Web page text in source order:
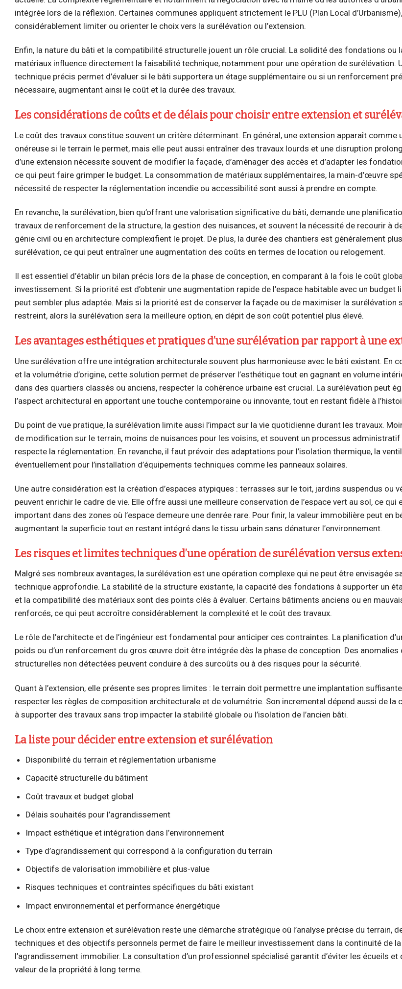
intégrée lors de la réflexion. Certaines communes appliquent strictement le PLU (Plan Local
considérablement limiter ou orienter le choix vers la surélévation ou l’extension.
Enfin, la nature du bâti et la compatibilité structurelle jouent un rôle crucial. La solidité des fondations ou
matériaux influence directement la faisabilité technique, notamment pour une opération de surélévation.
technique précis permet d’évaluer si le bâti supportera un étage supplémentaire ou si un renforcement
nécessaire, augmentant ainsi le coût et la durée des travaux.
Les considérations de coûts et de délais pour choisir entre extension et
Le coût des travaux constitue souvent un critère déterminant. En général, une extension apparaît comme
onéreuse si le terrain le permet, mais elle peut aussi entraîner des travaux lourds et une disruption
d’une extension nécessite souvent de modifier la façade, d’aménager des accès et d’adapter les
ce qui peut faire grimper le budget. La consommation de matériaux supplémentaires, la main-d’œuvre
nécessité de respecter la réglementation incendie ou accessibilité sont aussi à prendre en compte.
En revanche, la surélévation, bien qu’offrant une valorisation significative du bâti, demande une
travaux de renforcement de la structure, la gestion des nuisances, et souvent la nécessité de recourir à
génie civil ou en architecture complexifient le projet. De plus, la durée des chantiers est généralement
surélévation, ce qui peut entraîner une augmentation des coûts en termes de location ou relogement.
Il est essentiel d’établir un bilan précis lors de la phase de conception, en comparant à la fois le coût
investissement. Si la priorité est d’obtenir une augmentation rapide de l’espace habitable avec un budget
peut sembler plus adaptée. Mais si la priorité est de conserver la façade ou de maximiser la surélévation
restreint, alors la surélévation sera la meilleure option, en dépit de son coût potentiel plus élevé.
Les avantages esthétiques et pratiques d’une surélévation par rapport à une
Une surélévation offre une intégration architecturale souvent plus harmonieuse avec le bâti existant. En
et la volumétrie d’origine, cette solution permet de préserver l’esthétique tout en gagnant en volume
dans des quartiers classés ou anciens, respecter la cohérence urbaine est crucial. La surélévation peut
l’aspect architectural en apportant une touche contemporaine ou innovante, tout en restant fidèle à
Du point de vue pratique, la surélévation limite aussi l’impact sur la vie quotidienne durant les travaux.
de modification sur le terrain, moins de nuisances pour les voisins, et souvent un processus
respecte la réglementation. En revanche, il faut prévoir des adaptations pour l’isolation thermique, la
éventuellement pour l’installation d’équipements techniques comme les panneaux solaires.
Une autre considération est la création d’espaces atypiques : terrasses sur le toit, jardins suspendus ou
peuvent enrichir le cadre de vie. Elle offre aussi une meilleure conservation de l’espace vert au sol, ce qui
important dans des zones où l’espace demeure une denrée rare. Pour finir, la valeur immobilière peut en
augmentant la superficie tout en restant intégré dans le tissu urbain sans dénaturer l’environnement.
Les risques et limites techniques d’une opération de surélévation versus
Malgré ses nombreux avantages, la surélévation est une opération complexe qui ne peut être envisagée
technique approfondie. La stabilité de la structure existante, la capacité des fondations à supporter un
et la compatibilité des matériaux sont des points clés à évaluer. Certains bâtiments anciens ou en
renforcés, ce qui peut accroître considérablement la complexité et le coût des travaux.
Le rôle de l’architecte et de l’ingénieur est fondamental pour anticiper ces contraintes. La planification
poids ou d’un renforcement du gros œuvre doit être intégrée dès la phase de conception. Des anomalies
structurelles non détectées peuvent conduire à des surcoûts ou à des risques pour la sécurité.
Quant à l’extension, elle présente ses propres limites : le terrain doit permettre une implantation
respecter les règles de composition architecturale et de volumétrie. Son incremental dépend aussi de la
à supporter des travaux sans trop impacter la stabilité globale ou l’isolation de l’ancien bâti.
La liste pour décider entre extension et surélévation
Disponibilité du terrain et réglementation urbanisme
Capacité structurelle du bâtiment
Coût travaux et budget global
Délais souhaités pour l’agrandissement
Impact esthétique et intégration dans l’environnement
Type d’agrandissement qui correspond à la configuration du terrain
Objectifs de valorisation immobilière et plus-value
Risques techniques et contraintes spécifiques du bâti existant
Impact environnemental et performance énergétique
Le choix entre extension et surélévation reste une démarche stratégique où l’analyse précise du terrain,
techniques et des objectifs personnels permet de faire le meilleur investissement dans la continuité de
l’agrandissement immobilier. La consultation d’un professionnel spécialisé garantit d’éviter les écueils et
valeur de la propriété à long terme.